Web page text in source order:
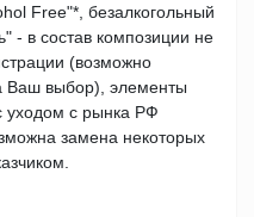
Free"*, безалкогольный
- в состав композиции не
(возможно
Ваш выбор), элементы
уходом с рынка РФ
замена некоторых